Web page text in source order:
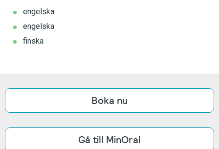
engelska
engelska
finska
Boka nu
Gå till MinOral